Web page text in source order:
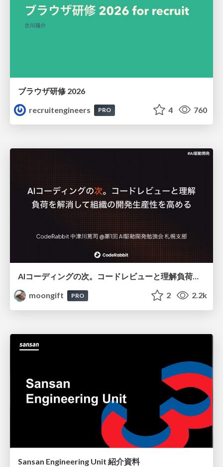
ブラウザ研修 2026
recruitengineers
PRO 4 760
AIコーディングの次。コードレビューと理解負荷を解消して組織の開発生産性を高める
moongift
PRO 2 2.2k
Sansan Engineering Unit 紹介資料